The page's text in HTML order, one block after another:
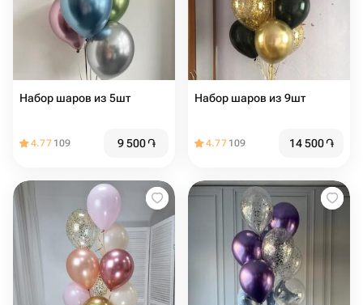
Набор шаров из 5шт
4.77 109 9 500֏
Набор шаров из 9шт
4.77 109 14 500֏